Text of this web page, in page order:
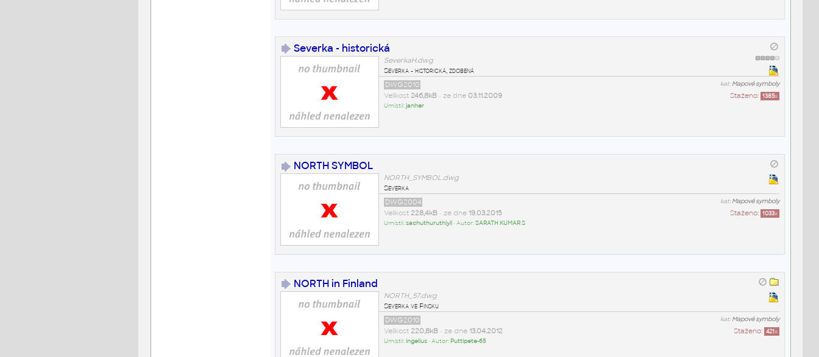
Severka - historická
SeverkaH.dwg
Severka - historická, zdobená
kat:Mapové symboly
DWG2010
Staženo: 1385x
Velikost 246,8kB• ze dne 03.11.2009
Umístil:janher
NORTH SYMBOL
NORTH_SYMBOL.dwg
Severka
kat:Mapové symboly
DWG2004
Staženo: 1033x
Velikost 228,4kB• ze dne 19.03.2015
Umístil:sachuthuruthiyil • Autor:SARATH KUMAR S
NORTH in Finland
NORTH_57.dwg
Severka ve Finsku
kat:Mapové symboly
DWG2010
Staženo: 421x
Velikost 220,8kB• ze dne 13.04.2012
Umístil:ingelius• Autor: Puttipete-65